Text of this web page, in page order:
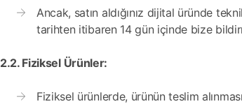
Ancak, satın aldığınız dijital üründe
tarihten itibaren 14 gün içinde bize
2.2. Fiziksel Ürünler:
Fiziksel ürünlerde, ürünün teslim